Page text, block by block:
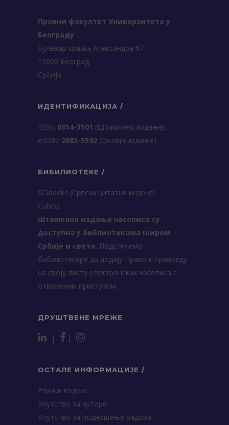
Правни факултет Универзитета у
Београду
Булевар краља Александра 67
11000 Београд
Србија
ИДЕНТИФИКАЦИЈА /
ISSN: 0354-3501 (Штампано издање)
еISSN: 2683-5592 (Онлајн издање)
БИБИЛИОТЕКЕ /
SCIndeks (Српски цитатни индекс)
Cobiss
Штампана издања часописа су
доступна у библиотекама широм
Србије и света. Подстичемо
библиотекаре да додају Право и привреду
на своју листу електронских часописа с
отвореним приступом.
ДРУШТВЕНЕ МРЕЖЕ
| |
ОСТАЛЕ ИНФОРМАЦИЈЕ /
Етички кодекс
Упутство за ауторе
Упутство за подношење радова